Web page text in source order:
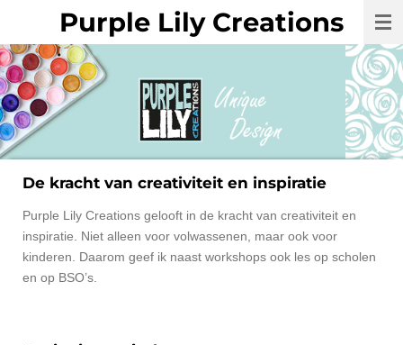
naar
de
hoofdinhoud
Purple Lily Creations
De kracht van creativiteit en inspiratie
Purple Lily Creations gelooft in de kracht van creativiteit en
inspiratie. Niet alleen voor volwassenen, maar ook voor
kinderen. Daarom geef ik naast workshops ook les op scholen
en op BSO’s.